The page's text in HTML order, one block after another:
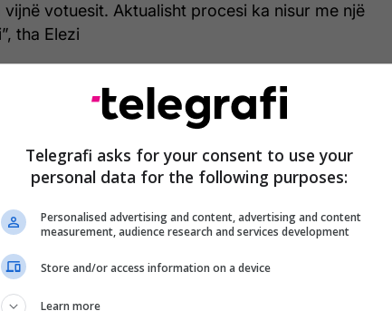
votuesit. Aktualisht procesi ka nisur me një
tha Elezi
Telegrafi asks for your consent to use your
personal data for the following purposes:
Personalised advertising and content, advertising and content
measurement, audience research and services development
Store and/or access information on a device
Learn more